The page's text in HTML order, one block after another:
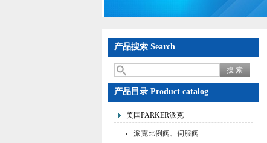
产品搜索 Search
产品目录 Product catalog
美国PARKER派克
派克比例阀、伺服阀